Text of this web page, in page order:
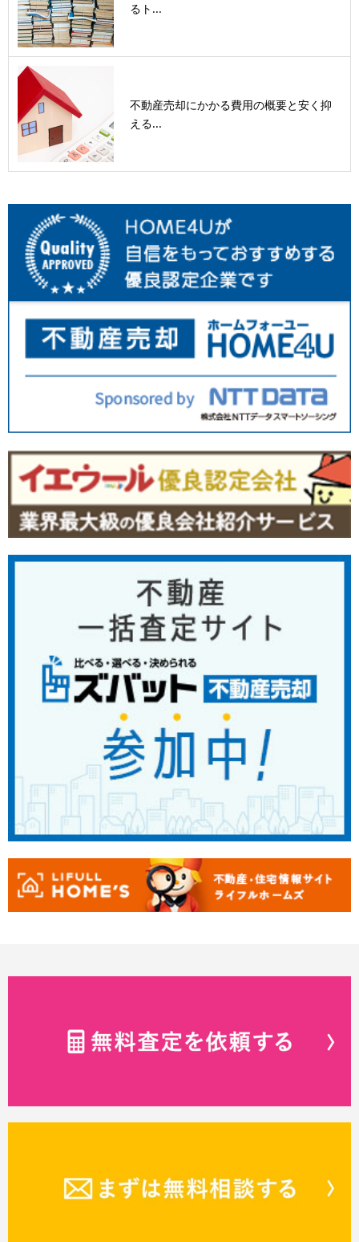
るト...
不動産売却にかかる費用の概要と安く抑
える...